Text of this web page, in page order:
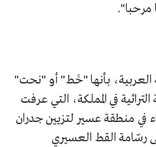
مرحبا".
بأنها "خَط" أو "نحت"
في المملكة، التي عرفت
في منطقة عسير لتزيين جدران
رسّامة القط العسيري